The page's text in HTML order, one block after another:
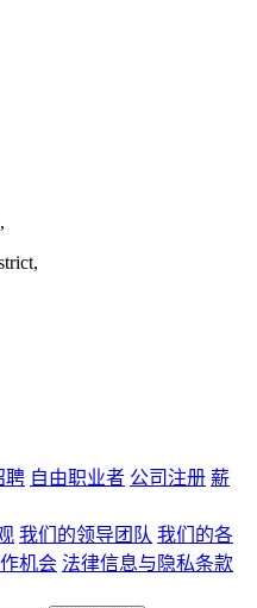
聘 自由职业者 公司注册 薪
我们的领导团队 我们的各
机会 法律信息与隐私条款